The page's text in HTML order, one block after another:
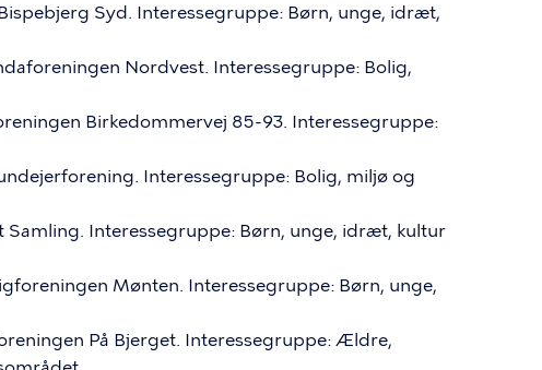
Syd. Interessegruppe: Børn, unge, idræt,
Nordvest. Interessegruppe: Bolig,
Birkedommervej 85-93. Interessegruppe:
Interessegruppe: Bolig, miljø og
Samling. Interessegruppe: Børn, unge, idræt, kultur
Mønten. Interessegruppe: Børn, unge,
På Bjerget. Interessegruppe: Ældre,